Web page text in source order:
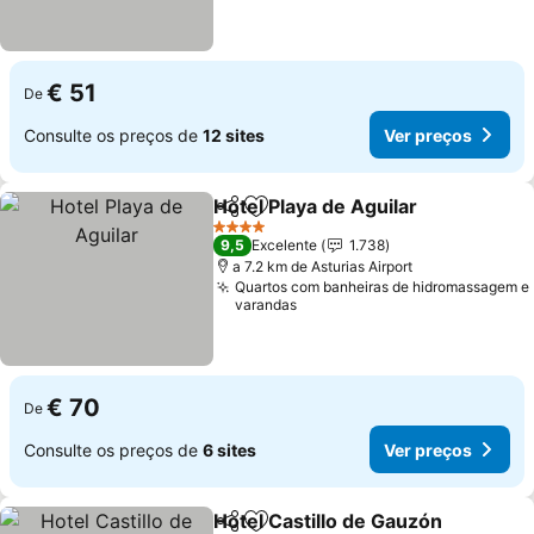
De € 51
Consulte os preços de 12 sites Ver preços
PartilharAdicionar aos favoritos
Hotel Playa de Aguilar
4 Estrelas
9,5 Excelente
1.738
a 7.2 km de Asturias Airport
Quartos com banheiras de hidromassagem e
varandas
De € 70
Consulte os preços de 6 sites Ver preços
Hotel Castillo de Gauzón